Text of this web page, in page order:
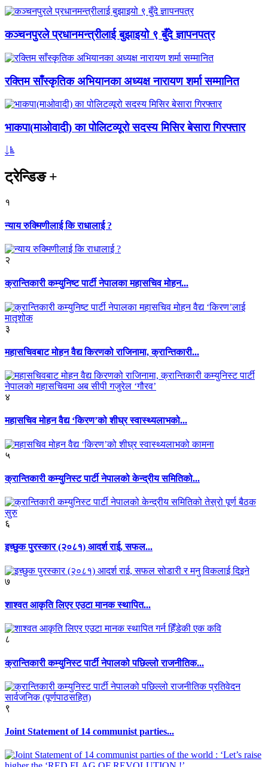
कञ्चनपुरले प्रधानमन्त्रीलाई बुझाइयो ९ बुँदे ज्ञापनपत्र
रक्तिम साँस्कृतिक अभियानका अध्यक्ष नारायण शर्मा सम्मानित
भाकपा(माओवादी) का पोलिटव्यूरो सदस्य मिसिर बेसारा गिरफ्तार
ट्रेन्डिङ+
१
न्याय रुक्मिणीलाई कि राधालाई ?
२
क्रान्तिकारी कम्युनिष्ट पार्टी नेपालका महासचिव मोहन...
३
महासचिवबाट मोहन वैद्य किरणको राजिनामा, क्रान्तिकारी...
४
महासचिव मोहन वैद्य ‘किरण’को शीघ्र स्वास्थ्यलाभको...
५
क्रान्तिकारी कम्युनिस्ट पार्टी नेपालको केन्द्रीय समितिको...
६
इच्छुक पुरस्कार (२०८१) आदर्श राई, सफल...
७
शाश्वत आकृति लिएर एउटा मानक स्थापित...
८
क्रान्तिकारी कम्युनिस्ट पार्टी नेपालको पछिल्लो राजनीतिक...
९
Joint Statement of 14 communist parties...